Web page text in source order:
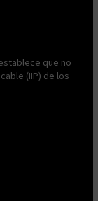
que no
(IIP) de los